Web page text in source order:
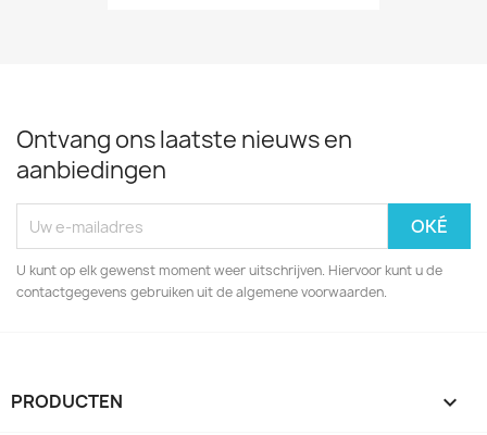
Ontvang ons laatste nieuws en
aanbiedingen
U kunt op elk gewenst moment weer uitschrijven. Hiervoor kunt u de
contactgegevens gebruiken uit de algemene voorwaarden.
PRODUCTEN 